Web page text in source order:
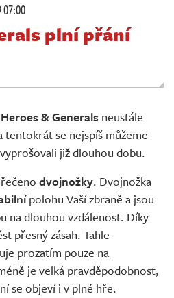
07:00
plní přání
Heroes & Generals neustále
tentokrát se nejspíš můžeme
již dlouhou dobu.
dvojnožky. Dvojnožka
polohu Vaší zbraně a jsou
na dlouhou vzdálenost. Díky
přesný zásah. Tahle
prozatím pouze na
je velká pravděpodobnost,
se objeví i v plné hře.